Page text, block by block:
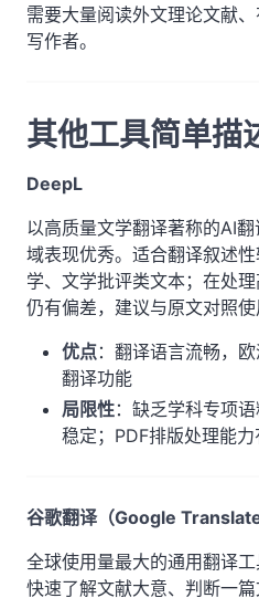
需要大量阅读外文理论文献
写作者。
其他工具简单描
DeepL
以高质量文学翻译著称的AI
域表现优秀。适合翻译叙述
学、文学批评类文本；在处
仍有偏差，建议与原文对照使
优点：翻译语言流畅，
翻译功能
局限性：缺乏学科专项
稳定；PDF排版处理能
谷歌翻译（Google Translate
全球使用量最大的通用翻译
快速了解文献大意、判断一